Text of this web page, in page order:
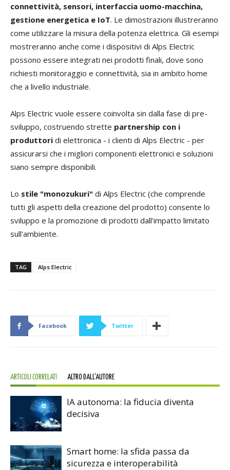
connettività, sensori, interfaccia uomo-macchina,
gestione energetica e IoT. Le dimostrazioni illustreranno
come utilizzare la misura della potenza elettrica. Gli esempi
mostreranno anche come i dispositivi di Alps Electric
possono essere integrati nei prodotti finali, dove sono
richiesti monitoraggio e connettività, sia in ambito home
che a livello industriale.
Alps Electric vuole essere coinvolta sin dalla fase di pre-
sviluppo, costruendo strette partnership con i
produttori di elettronica - i clienti di Alps Electric - per
assicurarsi che i migliori componenti elettronici e soluzioni
siano sempre disponibili.
Lo stile "monozukuri" di Alps Electric (che comprende
tutti gli aspetti della creazione del prodotto) consente lo
sviluppo e la promozione di prodotti dall'impatto limitato
sull'ambiente.
TAG Alps Electric
Facebook Twitter
ARTICOLI CORRELATI ALTRO DALL'AUTORE
IA autonoma: la fiducia diventa
decisiva
Smart home: la sfida passa da
sicurezza e interoperabilità